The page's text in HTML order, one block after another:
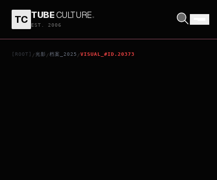
TC TUBECULTURE.
EST. 2006
[ROOT] /光影 /档案_2025 /VISUAL_#ID.20373
CHAINSAW MAN - THE COMPILATION: PART 2